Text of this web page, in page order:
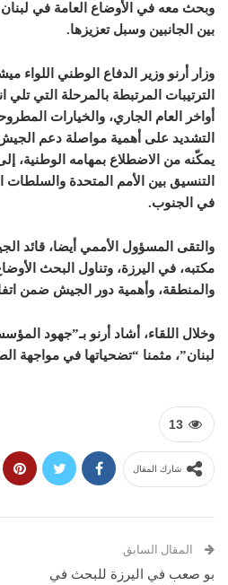
وبحث معه في الأوضاع العامة في لبنان
بين الجانبين وسبل تعزيزها.
وزار أرنو وزير الدفاع الوطني اللواء
الترتيبات المرتبطة بالمرحلة التي تلي
أواخر العام الجاري، والخيارات
التشديد على أهمية مواصلة دعم الجيش
يمكّنه من الاضطلاع بمهامه الوطنية،
التنسيق بين الأمم المتحدة والسلطات
في الجنوب.
والتقى المسؤول الأممي أيضا، قائد
مكتبه، في اليرزة، وتناول البحث
والمنطقة، وأهمية دور الجيش ضمن
وخلال اللقاء، أشاد أرنو بـ”جهود
لبنان”، مثمنا “تضحياتها في مواجهة
13
شارك المقال
المقال السابق
بو صعب في اليرزة للبحث في